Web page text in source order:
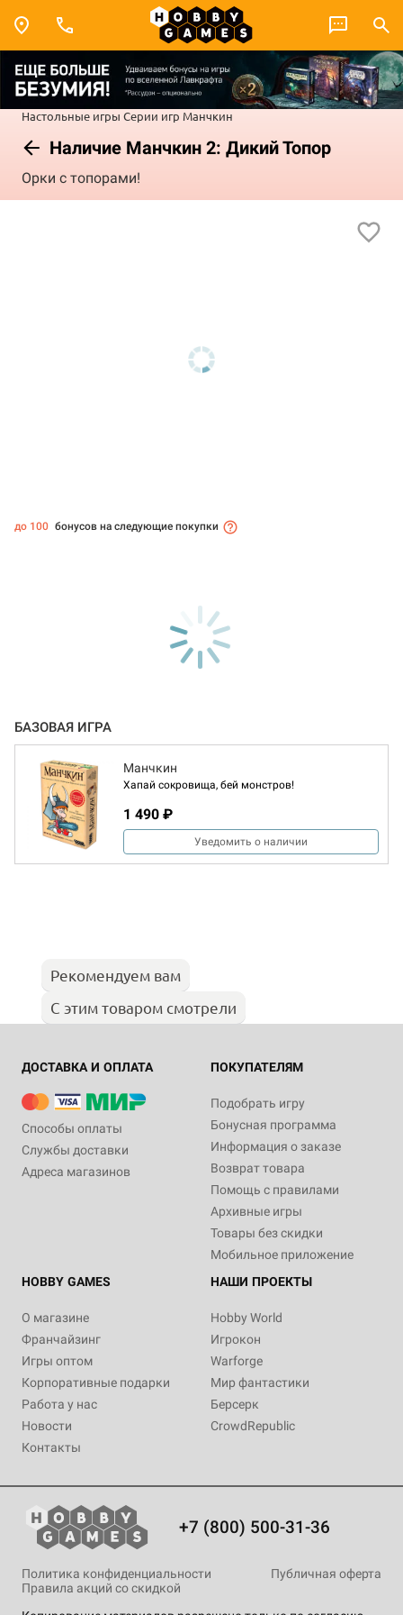
Настольные игры Серии игр Манчкин
Наличие Манчкин 2: Дикий Топор
Орки с топорами!
до 100 бонусов на следующие покупки
БАЗОВАЯ ИГРА
Манчкин
Хапай сокровища, бей монстров!
1 490 ₽
Уведомить о наличии
Рекомендуем вам
С этим товаром смотрели
ДОСТАВКА И ОПЛАТА
Способы оплаты
Службы доставки
Адреса магазинов
ПОКУПАТЕЛЯМ
Подобрать игру
Бонусная программа
Информация о заказе
Возврат товара
Помощь с правилами
Архивные игры
Товары без скидки
Мобильное приложение
HOBBY GAMES
О магазине
Франчайзинг
Игры оптом
Корпоративные подарки
Работа у нас
Новости
Контакты
НАШИ ПРОЕКТЫ
Hobby World
Игрокон
Warforge
Мир фантастики
Берсерк
CrowdRepublic
+7 (800) 500-31-36
Политика конфиденциальности
Публичная оферта
Правила акций со скидкой